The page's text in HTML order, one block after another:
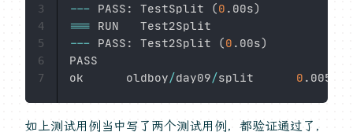
--- PASS : TestSplit (0 . 00s)
===
--- PASS : Test2Split (0 . 00s)
PASS
ok      oldboy/day09/split 0 .
3
4
5
6
7
如上测试用例当中写了两个测试用例，都验证通过了，